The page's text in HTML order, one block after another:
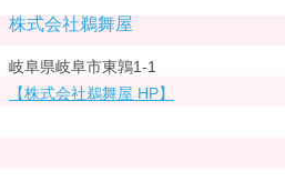
株式会社鵜舞屋
岐阜県岐阜市東鶉1-1
【株式会社鵜舞屋 HP】